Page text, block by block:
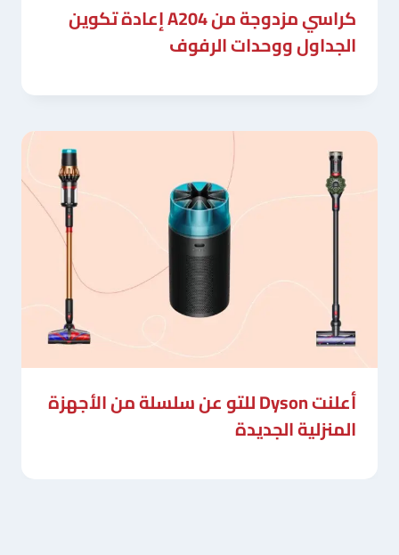
كراسي مزدوجة من A204 إعادة تكوين
الجداول ووحدات الرفوف
أعلنت Dyson للتو عن سلسلة من الأجهزة
المنزلية الجديدة